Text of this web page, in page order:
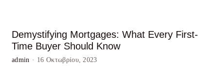
Demystifying Mortgages: What Every First-
Time Buyer Should Know
admin · 16 Οκτωβρίου, 2023